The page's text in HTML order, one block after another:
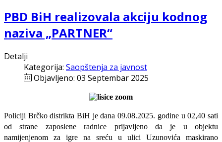
PBD BiH realizovala akciju kodnog
naziva „PARTNER“
Detalji
Kategorija: Saopštenja za javnost
Objavljeno: 03 Septembar 2025
Policiji Brčko distrikta BiH je dana 09.08.2025. godine u 02,40 sati
od strane zaposlene radnice prijavljeno da je u objektu
namijenjenom za igre na sreću u ulici Uzunovića maskirano